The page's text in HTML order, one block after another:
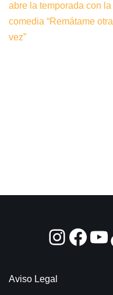
abre la temporada con la
comedia “Remátame otra
vez”
Aviso Legal